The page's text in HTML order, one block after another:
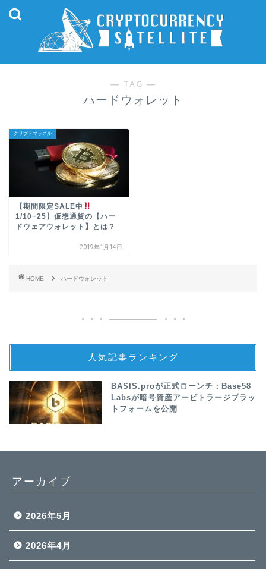
― TAG ―
ハードウォレット
クリプトマッスル
【期間限定SALE中
1/10−25】仮想通貨の【ハー
ドウェアウォレット】とは？
2019年1月14日
HOME ハードウォレット
人気記事ランキング
BASIS.proが正式ローンチ：Base58
Labsが暗号資産アービトラージプラッ
トフォームを公開
アーカイブ
2026年5月
2026年4月